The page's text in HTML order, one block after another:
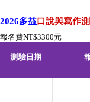
2026多益口說與寫作
報名費NT$3300元
測驗日期